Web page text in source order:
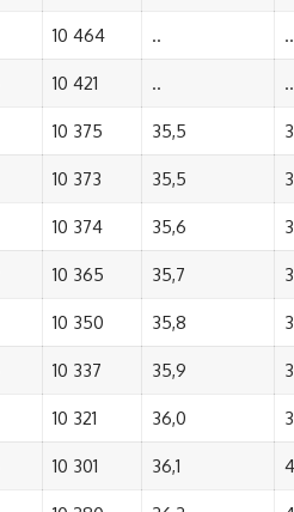
10 464 .. ..
10 421 .. ..
10 375 35,5
10 373 35,5
10 374 35,6
10 365 35,7
10 350 35,8
10 337 35,9
10 321 36,0
10 301 36,1